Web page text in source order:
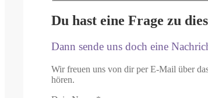
Du hast eine Frage zu
Dann sende uns doch eine
Wir freuen uns von dir per E-Mail über
hören.